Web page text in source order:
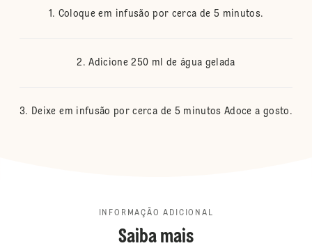
Coloque em infusão por cerca de 5 minutos.
Adicione 250 ml de água gelada
Deixe em infusão por cerca de 5 minutos Adoce a gosto.
INFORMAÇÃO ADICIONAL
Saiba mais